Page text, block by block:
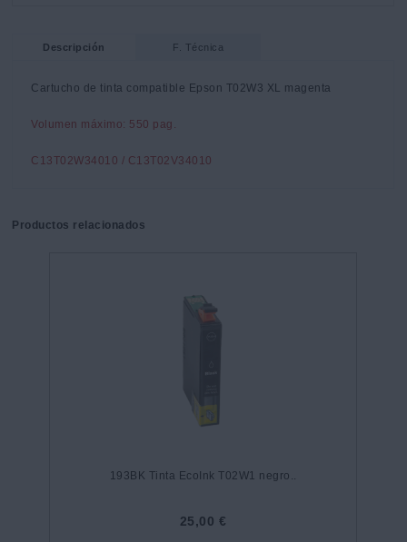
Descripción F. Técnica
Cartucho de tinta compatible Epson T02W3 XL magenta
Volumen máximo: 550 pag.
C13T02W34010 / C13T02V34010
Productos relacionados
193BK Tinta EcoInk T02W1 negro..
25,00 €